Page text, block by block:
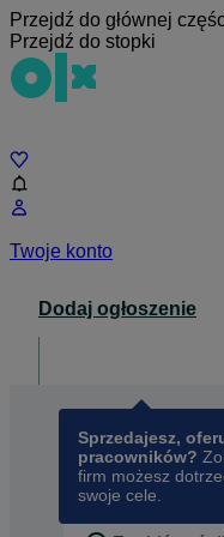
Przejdź do głównej
Przejdź do stopki
Twoje konto
Dodaj ogłoszenie
Sprzedajesz,
pracowników?
firm możesz
swoje cele.